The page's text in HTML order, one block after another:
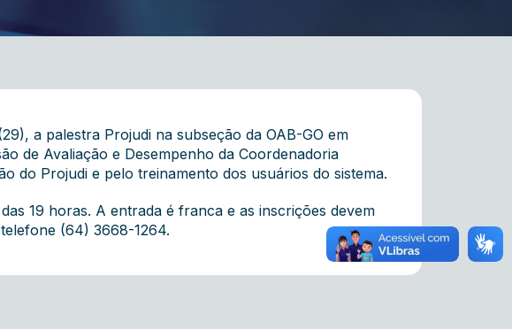
a palestra Projudi na subseção da OAB-GO em
de Avaliação e Desempenho da Coordenadoria
do Projudi e pelo treinamento dos usuários do sistema.
19 horas. A entrada é franca e as inscrições devem
(64) 3668-1264.